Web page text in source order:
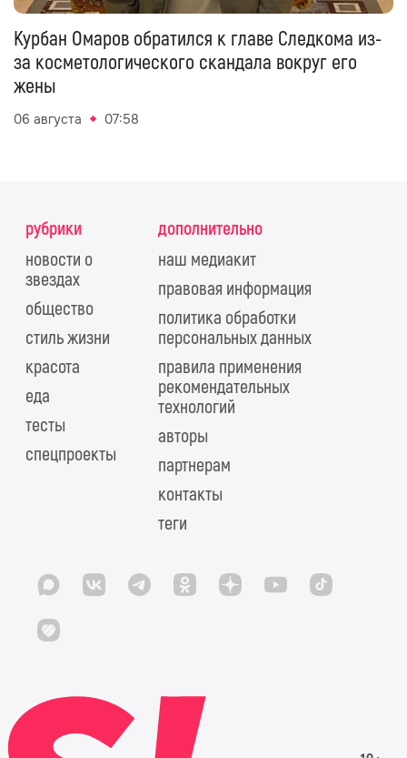
Курбан Омаров обратился к главе Следкома из-
за косметологического скандала вокруг его
жены
06 августа 07:58
рубрики
новости о
звездах
общество
стиль жизни
красота
еда
тесты
спецпроекты
дополнительно
наш медиакит
правовая информация
политика обработки
персональных данных
правила применения
рекомендательных
технологий
авторы
партнерам
контакты
теги